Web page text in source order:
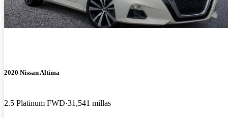
2020 Nissan Altima
2.5 Platinum FWD 31,541 millas